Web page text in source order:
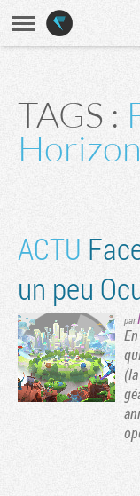
TAGS :
Horizon
ACTU
un peu
par